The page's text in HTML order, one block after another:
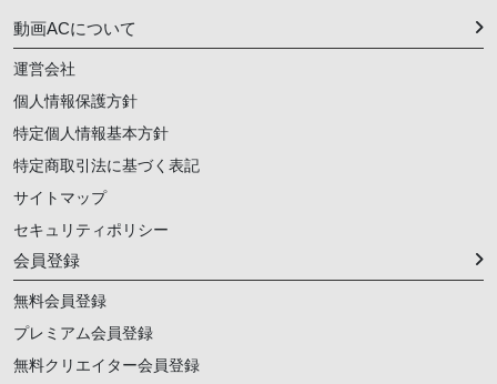
動画ACについて
運営会社
個人情報保護方針
特定個人情報基本方針
特定商取引法に基づく表記
サイトマップ
セキュリティポリシー
会員登録
無料会員登録
プレミアム会員登録
無料クリエイター会員登録